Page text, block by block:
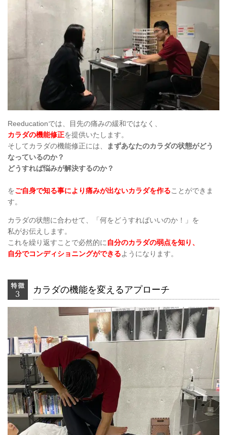
Reeducationでは、目先の痛みの緩和ではなく、
カラダの機能修正を提供いたします。
そしてカラダの機能修正には、
まずあなたのカラダの状態がどう
なっているのか？
どうすれば悩みが解決するのか？
をご自身で知る事により痛みが出ないカラダを作ることができま
す。
カラダの状態に合わせて、「何をどうすればいいのか！」を
私がお伝えします。
これを繰り返すことで必然的に自分のカラダの弱点を知り、
自分でコンディショニングができるようになります。
カラダの機能を変えるアプローチ